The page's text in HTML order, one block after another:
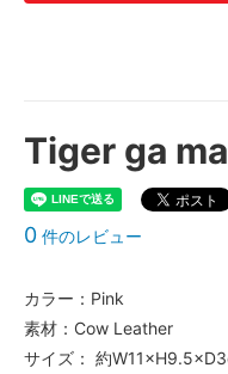
Tiger ga
0 件のレビュー
カラー：Pink
素材：Cow Leather
サイズ： 約